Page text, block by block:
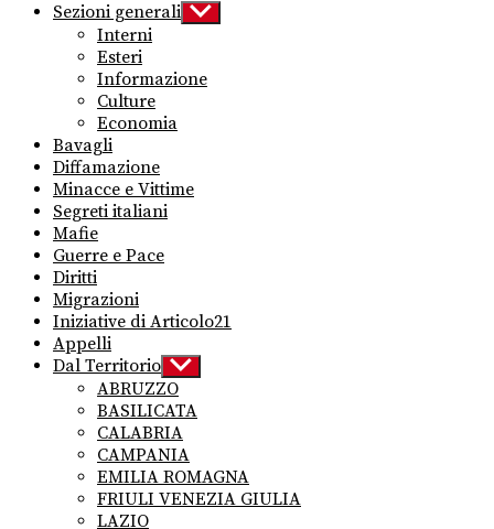
Sezioni generali Show
sub
Interni
Esteri
Informazione
Culture
Economia
Bavagli
Diffamazione
Minacce e Vittime
Segreti italiani
Mafie
Guerre e Pace
Diritti
Migrazioni
Iniziative di Articolo21
Appelli
Dal Territorio Show
sub
menu
ABRUZZO
BASILICATA
CALABRIA
CAMPANIA
EMILIA ROMAGNA
FRIULI VENEZIA GIULIA
LAZIO